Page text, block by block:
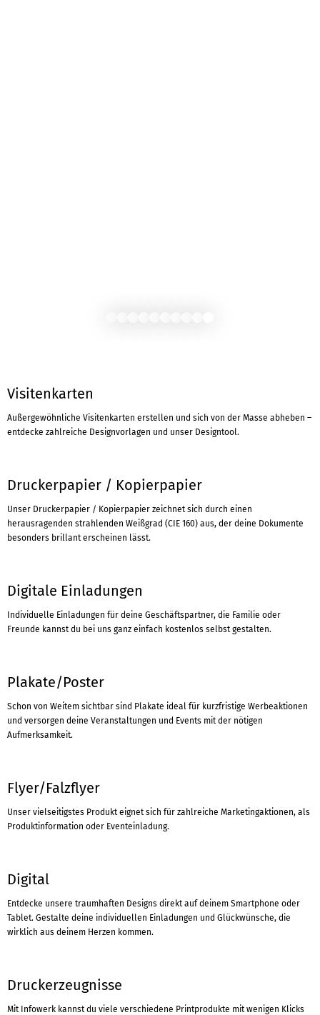
Visitenkarten
Außergewöhnliche Visitenkarten erstellen und sich von der Masse abheben –
entdecke zahlreiche Designvorlagen und unser Designtool.
Druckerpapier / Kopierpapier
Unser Druckerpapier / Kopierpapier zeichnet sich durch einen
herausragenden strahlenden Weißgrad (CIE 160) aus, der deine Dokumente
besonders brillant erscheinen lässt.
Digitale Einladungen
Individuelle Einladungen für deine Geschäftspartner, die Familie oder
Freunde kannst du bei uns ganz einfach kostenlos selbst gestalten.
Plakate/Poster
Schon von Weitem sichtbar sind Plakate ideal für kurzfristige Werbeaktionen
und versorgen deine Veranstaltungen und Events mit der nötigen
Aufmerksamkeit.
Flyer/Falzflyer
Unser vielseitigstes Produkt eignet sich für zahlreiche Marketingaktionen, als
Produktinformation oder Eventeinladung.
Digital
Entdecke unsere traumhaften Designs direkt auf deinem Smartphone oder
Tablet. Gestalte deine individuellen Einladungen und Glückwünsche, die
wirklich aus deinem Herzen kommen.
Druckerzeugnisse
Mit Infowerk kannst du viele verschiedene Printprodukte mit wenigen Klicks